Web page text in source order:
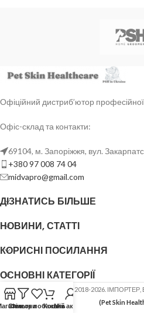
Офіційний дистриб’ютор професійної
Офіс-склад та контакти:
69104, м. Запоріжжя, вул.
+380 97 008 74 04
midvapro@gmail.com
ДІЗНАТИСЬ БІЛЬШЕ
НОВИНИ, СТАТТІ
КОРИСНІ ПОСИЛАННЯ
ОСНОВНІ КАТЕГОРІЇ
ФОП ШОВГЕНЮК Ю.В. 2018-2026.
(Pet Skin
Фільтри
Список побажань
КошикМій акаунт